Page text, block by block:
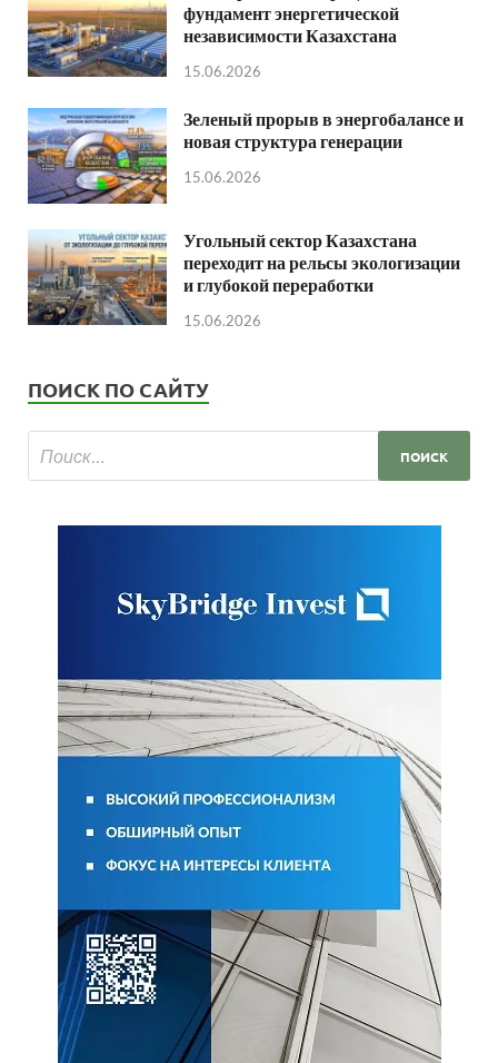
фундамент энергетической
независимости Казахстана
15.06.2026
Зеленый прорыв в энергобалансе и
новая структура генерации
15.06.2026
Угольный сектор Казахстана
переходит на рельсы экологизации
и глубокой переработки
15.06.2026
ПОИСК ПО САЙТУ